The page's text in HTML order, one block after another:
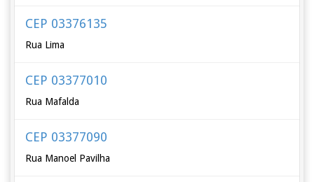
CEP 03376135
Rua Lima
CEP 03377010
Rua Mafalda
CEP 03377090
Rua Manoel Pavilha